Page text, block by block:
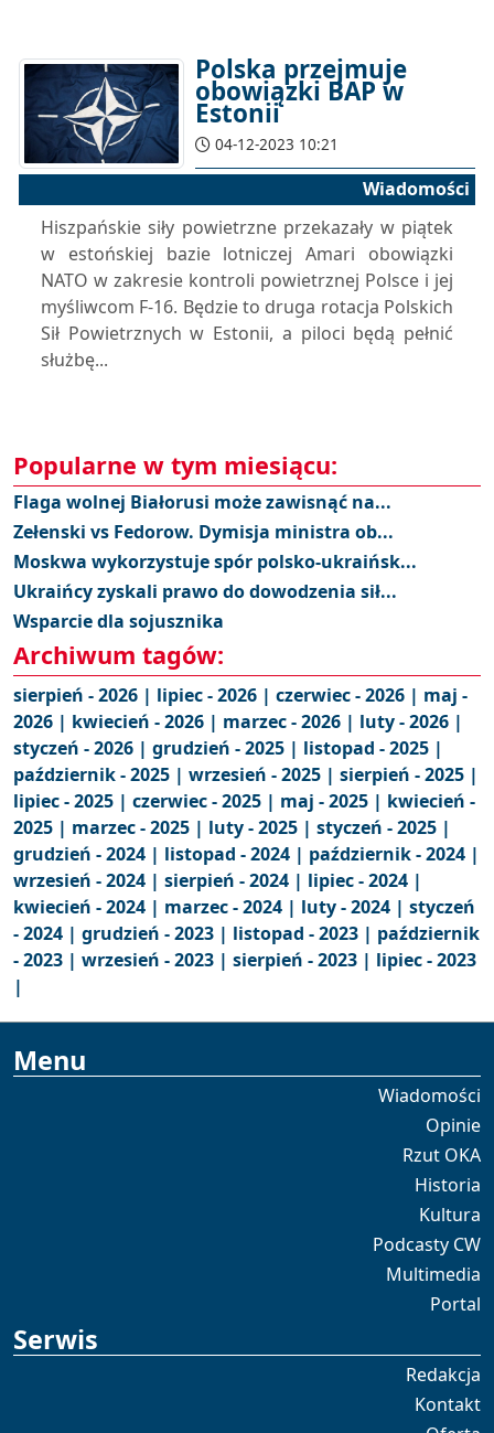
Polska przejmuje
obowiązki BAP w
Estonii
04-12-2023 10:21
Wiadomości
Hiszpańskie siły powietrzne przekazały w piątek
w estońskiej bazie lotniczej Amari obowiązki
NATO w zakresie kontroli powietrznej Polsce i jej
myśliwcom F-16. Będzie to druga rotacja Polskich
Sił Powietrznych w Estonii, a piloci będą pełnić
służbę...
Popularne w tym miesiącu:
Flaga wolnej Białorusi może zawisnąć na...
Zełenski vs Fedorow. Dymisja ministra ob...
Moskwa wykorzystuje spór polsko-ukraińsk...
Ukraińcy zyskali prawo do dowodzenia sił...
Wsparcie dla sojusznika
Archiwum tagów:
sierpień - 2026 | lipiec - 2026 | czerwiec - 2026 | maj -
2026 | kwiecień - 2026 | marzec - 2026 | luty - 2026 |
styczeń - 2026 | grudzień - 2025 | listopad - 2025 |
październik - 2025 | wrzesień - 2025 | sierpień - 2025 |
lipiec - 2025 | czerwiec - 2025 | maj - 2025 | kwiecień -
2025 | marzec - 2025 | luty - 2025 | styczeń - 2025 |
grudzień - 2024 | listopad - 2024 | październik - 2024 |
wrzesień - 2024 | sierpień - 2024 | lipiec - 2024 |
kwiecień - 2024 | marzec - 2024 | luty - 2024 | styczeń
- 2024 | grudzień - 2023 | listopad - 2023 | październik
- 2023 | wrzesień - 2023 | sierpień - 2023 | lipiec - 2023
|
Menu
Wiadomości
Opinie
Rzut OKA
Historia
Kultura
Podcasty CW
Multimedia
Portal
Serwis
Redakcja
Kontakt